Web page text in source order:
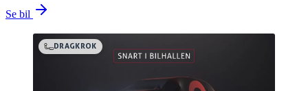
Se bil
DRAGKROK